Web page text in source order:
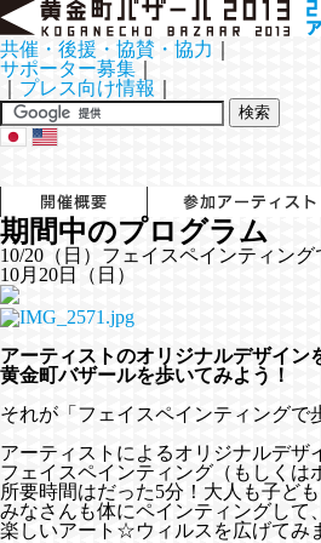
共催・後援・協賛・協力
サポーター募集
プレス向け情報
期間中のプログラム
10/20（日）フェイスペインティン
10月20日（日）
アーティストのオリジナルデザイン
黄金町バザールを歩いてみよう！
それが「フェイスペインティングで
アーティストによるオリジナルデザ
フェイスペインティング（もしくは
所要時間はだった5分！大人も子ど
みなさんも体にペインティングして、
楽しいアート☆ウィルスを広げてみ